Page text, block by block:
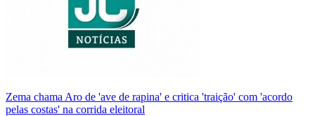
Zema chama Aro de 'ave de rapina' e critica 'traição' com 'acordo
pelas costas' na corrida eleitoral